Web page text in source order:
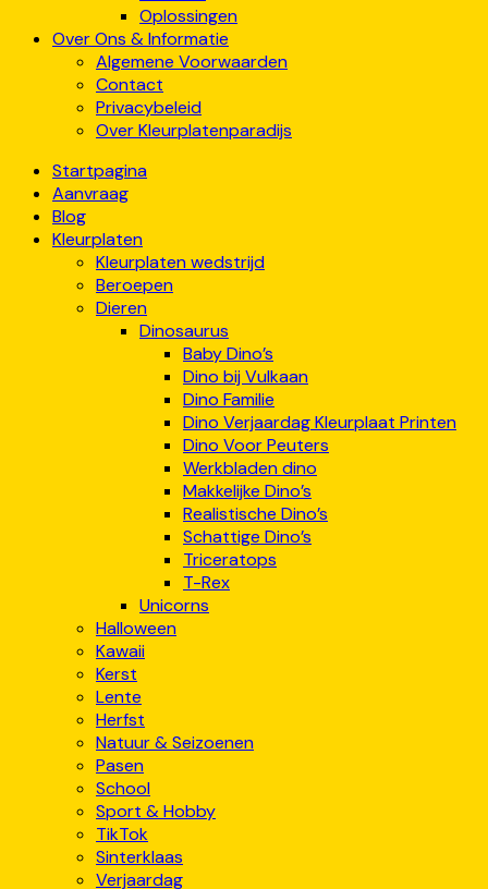
Oplossingen
Over Ons & Informatie
Algemene Voorwaarden
Contact
Privacybeleid
Over Kleurplatenparadijs
Startpagina
Aanvraag
Blog
Kleurplaten
Kleurplaten wedstrijd
Beroepen
Dieren
Dinosaurus
Baby Dino’s
Dino bij Vulkaan
Dino Familie
Dino Verjaardag Kleurplaat Printen
Dino Voor Peuters
Werkbladen dino
Makkelijke Dino’s
Realistische Dino’s
Schattige Dino’s
Triceratops
T-Rex
Unicorns
Halloween
Kawaii
Kerst
Lente
Herfst
Natuur & Seizoenen
Pasen
School
Sport & Hobby
TikTok
Sinterklaas
Verjaardag